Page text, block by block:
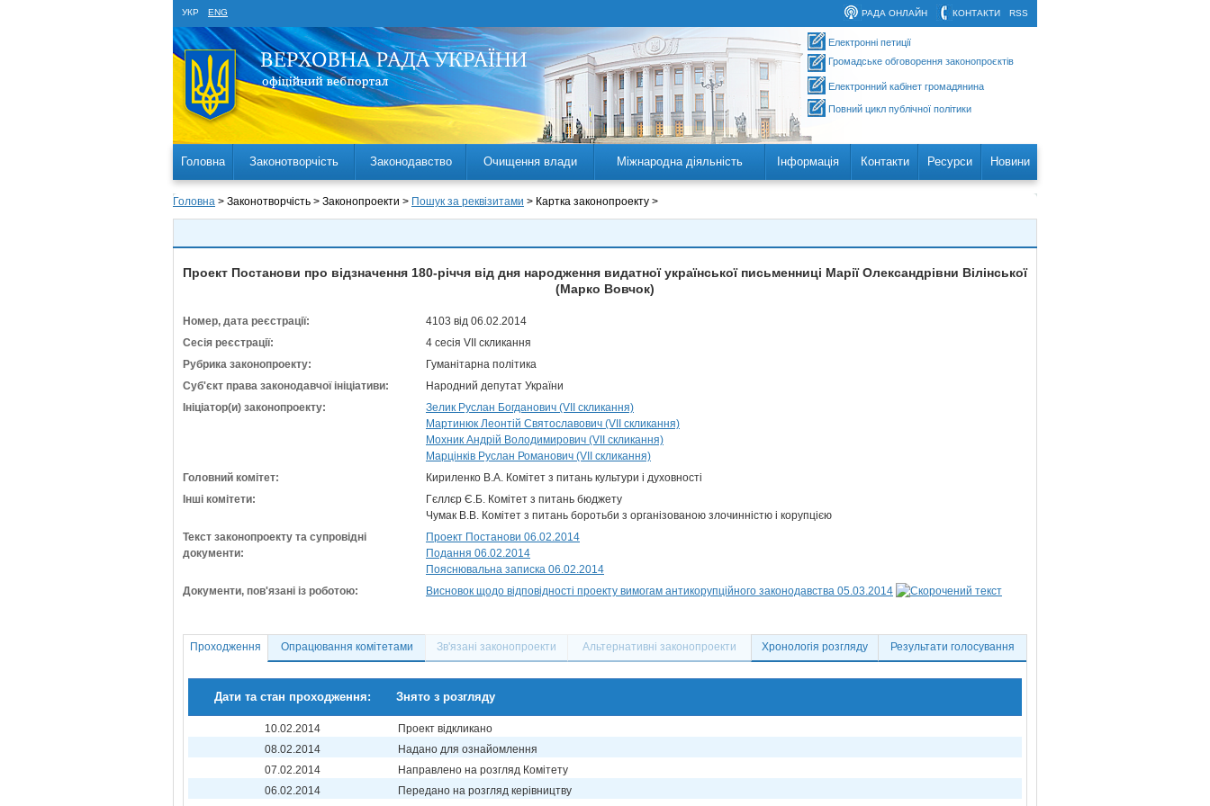
УКР ENG RSS
КОНТАКТИ
РАДА ОНЛАЙН
Електронні петиції
Громадське обговорення законопроєктів
Електронний кабінет громадянина
Повний цикл публічної політики
Головна Законотворчість Законодавство Очищення влади Міжнародна діяльність Інформація Контакти Ресурси Новини
Головна > Законотворчість > Законопроекти > Пошук за реквізитами > Картка законопроекту >
Проект Постанови про відзначення 180-річчя від дня народження видатної української письменниці Марії Олександрівни Вілінської
(Марко Вовчок)
Номер, дата реєстрації:
4103 від 06.02.2014
Сесія реєстрації:
4 сесія VII скликання
Рубрика законопроекту:
Гуманітарна політика
Суб'єкт права законодавчої ініціативи:
Народний депутат України
Ініціатор(и) законопроекту:
Зелик Руслан Богданович (VII скликання)
Мартинюк Леонтій Святославович (VII скликання)
Мохник Андрій Володимирович (VII скликання)
Марцінків Руслан Романович (VII скликання)
Головний комітет:
Кириленко В.А. Комітет з питань культури і духовності
Інші комітети:
Гєллєр Є.Б. Комітет з питань бюджету
Чумак В.В. Комітет з питань боротьби з організованою злочинністю і корупцією
Текст законопроекту та супровідні
документи:
Проект Постанови 06.02.2014
Подання 06.02.2014
Пояснювальна записка 06.02.2014
Документи, пов'язані із роботою:
Висновок щодо відповідності проекту вимогам антикорупційного законодавства 05.03.2014
Проходження Опрацювання комітетами Зв'язані законопроекти Альтернативні законопроекти Хронологія розгляду Результати голосування
Дати та стан проходження: Знято з розгляду
10.02.2014
Проект відкликано
08.02.2014
Надано для ознайомлення
07.02.2014
Направлено на розгляд Комітету
06.02.2014
Передано на розгляд керівництву